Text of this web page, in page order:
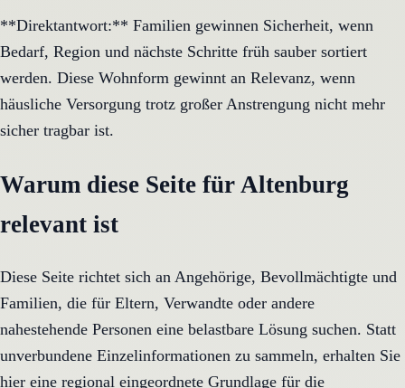
**Direktantwort:** Familien gewinnen Sicherheit, wenn
Bedarf, Region und nächste Schritte früh sauber sortiert
werden. Diese Wohnform gewinnt an Relevanz, wenn
häusliche Versorgung trotz großer Anstrengung nicht mehr
sicher tragbar ist.
Warum diese Seite für Altenburg
relevant ist
Diese Seite richtet sich an Angehörige, Bevollmächtigte und
Familien, die für Eltern, Verwandte oder andere
nahestehende Personen eine belastbare Lösung suchen. Statt
unverbundene Einzelinformationen zu sammeln, erhalten Sie
hier eine regional eingeordnete Grundlage für die